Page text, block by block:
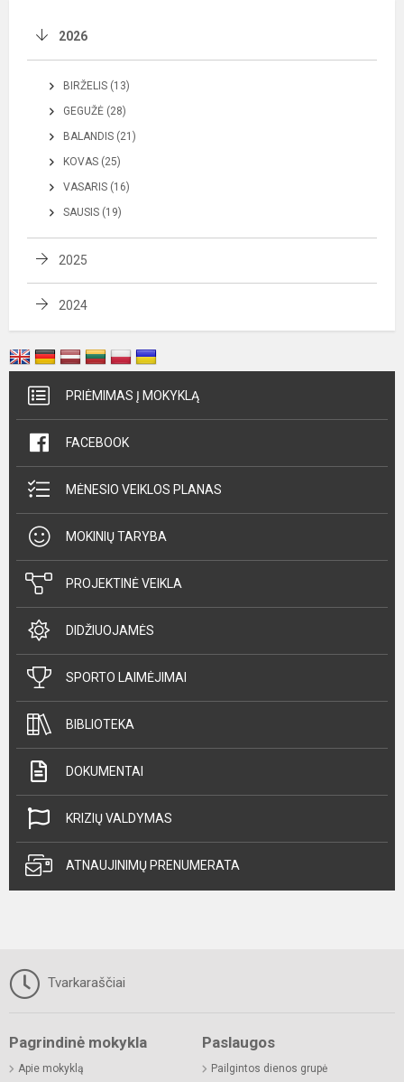
2026
BIRŽELIS (13)
GEGUŽĖ (28)
BALANDIS (21)
KOVAS (25)
VASARIS (16)
SAUSIS (19)
2025
2024
PRIĖMIMAS Į MOKYKLĄ
FACEBOOK
MĖNESIO VEIKLOS PLANAS
MOKINIŲ TARYBA
PROJEKTINĖ VEIKLA
DIDŽIUOJAMĖS
SPORTO LAIMĖJIMAI
BIBLIOTEKA
DOKUMENTAI
KRIZIŲ VALDYMAS
ATNAUJINIMŲ PRENUMERATA
Tvarkaraščiai
Pagrindinė mokykla
Apie mokyklą
Paslaugos
Pailgintos dienos grupė